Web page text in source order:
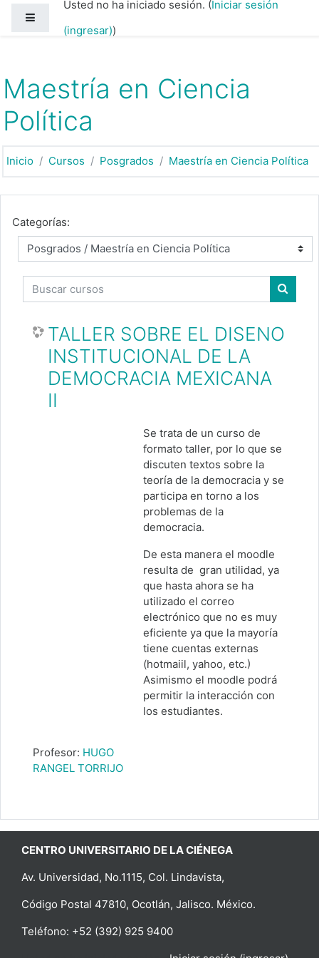
Saltar al contenido principal
Usted no ha iniciado sesión. (Iniciar sesión
(ingresar))
Maestría en Ciencia
Política
Inicio Cursos Posgrados Maestría en Ciencia Política
Categorías:
Buscar cursos
TALLER SOBRE EL DISENO
INSTITUCIONAL DE LA
DEMOCRACIA MEXICANA
II
Se trata de un curso de
formato taller, por lo que se
discuten textos sobre la
teoría de la democracia y se
participa en torno a los
problemas de la
democracia.
De esta manera el moodle
resulta de gran utilidad, ya
que hasta ahora se ha
utilizado el correo
electrónico que no es muy
eficiente ya que la mayoría
tiene cuentas externas
(hotmaiil, yahoo, etc.)
Asimismo el moodle podrá
permitir la interacción con
los estudiantes.
Profesor: HUGO
RANGEL TORRIJO
CENTRO UNIVERSITARIO DE LA CIÉNEGA
Av. Universidad, No.1115, Col. Lindavista,
Código Postal 47810, Ocotlán, Jalisco. México.
Teléfono: +52 (392) 925 9400